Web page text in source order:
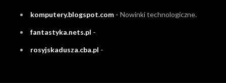
komputery.blogspot.com - Nowinki technologiczne.
fantastyka.nets.pl -
rosyjskadusza.cba.pl -